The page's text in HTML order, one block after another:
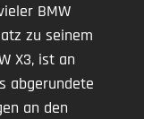
BMW
zu seinem
X3, ist an
abgerundete
an den